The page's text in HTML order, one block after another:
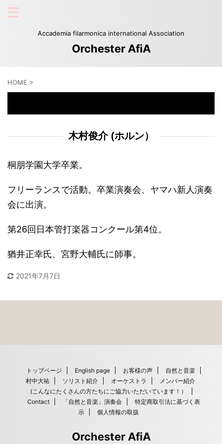
Accademia filarmonica international Association
Orchester AfiA
HOME >
木村俊介(ホルン）
桐朋学園大学卒業。
フリーランスで活動。卒業演奏会、ヤマハ新人演奏
会に出演。
第26回日本管打楽器コンクール第4位。
猶井正幸氏、宮野大輔氏に師事。
2021年7月7日
トップページ English page お客様の声
自然と音楽
村中大祐
ソリスト紹介 オーケストラ
メンバー紹介
(こんなにたくさんの方たちにご協力いただいています！）
Contact
「自然と音楽」演奏会
特定商取引法に基づく表
示
個人情報の取扱
Orchester AfiA